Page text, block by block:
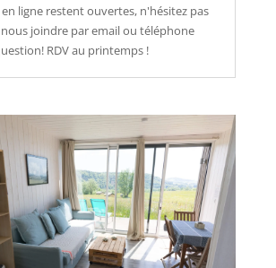
ligne restent ouvertes, n'hésitez pas
joindre par email ou téléphone
RDV au printemps !